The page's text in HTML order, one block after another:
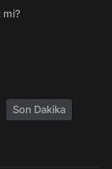
mi?
Son Dakika